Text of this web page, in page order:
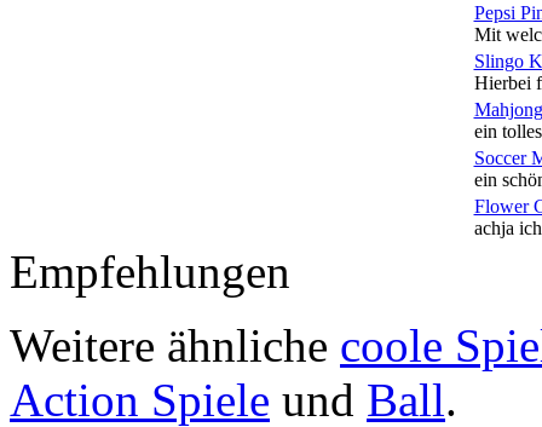
Pepsi
Mit
Slingo
Hierbei
ein
Soccer
ein
Flower
achja
Empfehlungen
Weitere ähnliche coole
Action Spiele und Ball.